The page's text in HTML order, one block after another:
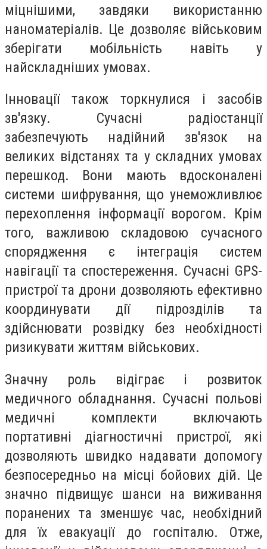
міцнішими, завдяки використанню
наноматеріалів. Це дозволяє військовим
зберігати мобільність навіть у
найскладніших умовах.
Інновації також торкнулися і засобів
зв'язку. Сучасні радіостанції
забезпечують надійний зв'язок на
великих відстанях та у складних умовах
перешкод. Вони мають вдосконалені
системи шифрування, що унеможливлює
перехоплення інформації ворогом. Крім
того, важливою складовою сучасного
спорядження є інтеграція систем
навігації та спостереження. Сучасні GPS-
пристрої та дрони дозволяють ефективно
координувати дії підрозділів та
здійснювати розвідку без необхідності
ризикувати життям військових.
Значну роль відіграє і розвиток
медичного обладнання. Сучасні польові
медичні комплекти включають
портативні діагностичні пристрої, які
дозволяють швидко надавати допомогу
безпосередньо на місці бойових дій. Це
значно підвищує шанси на виживання
поранених та зменшує час, необхідний
для їх евакуації до госпіталю. Отже,